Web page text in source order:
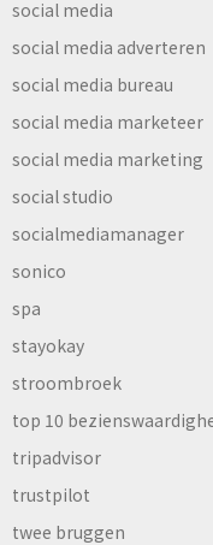
social media
social media adverteren
social media bureau
social media marketeer
social media marketing
social studio
socialmediamanager
sonico
spa
stayokay
stroombroek
top 10
tripadvisor
trustpilot
twee bruggen